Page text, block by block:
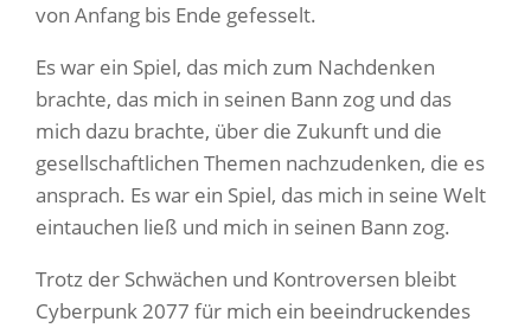
von Anfang bis Ende gefesselt.
Es war ein Spiel, das mich zum Nachdenken
brachte, das mich in seinen Bann zog und das
mich dazu brachte, über die Zukunft und die
gesellschaftlichen Themen nachzudenken, die es
ansprach. Es war ein Spiel, das mich in seine Welt
eintauchen ließ und mich in seinen Bann zog.
Trotz der Schwächen und Kontroversen bleibt
Cyberpunk 2077 für mich ein beeindruckendes